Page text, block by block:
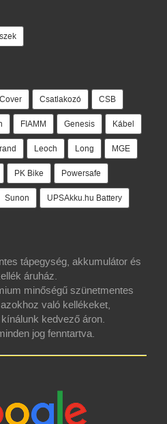
Cover Csatlakozó CSB
FIAMM Genesis Kábel
Leoch Long MGE
PK Bike Powersafe
Sunon UPSAkku.hu Battery
tápegység, akkumulátor és
áruház.
minőségű szünetmentes
való kellékeket,
kedvező áron.
jog fenntartva.